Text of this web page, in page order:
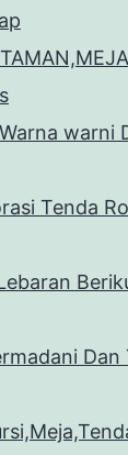
warni
Tenda
Dan